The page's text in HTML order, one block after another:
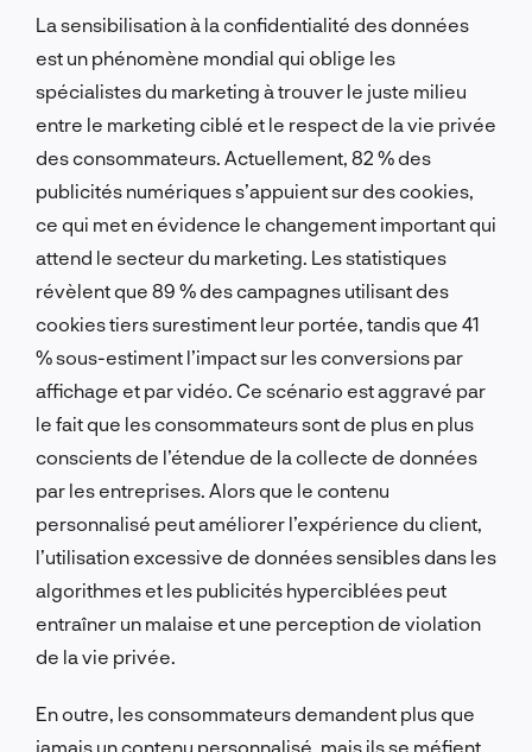
La sensibilisation à la confidentialité des données
est un phénomène mondial qui oblige les
spécialistes du marketing à trouver le juste milieu
entre le marketing ciblé et le respect de la vie privée
des consommateurs. Actuellement, 82 % des
publicités numériques s’appuient sur des cookies,
ce qui met en évidence le changement important qui
attend le secteur du marketing. Les statistiques
révèlent que 89 % des campagnes utilisant des
cookies tiers surestiment leur portée, tandis que 41
% sous-estiment l’impact sur les conversions par
affichage et par vidéo. Ce scénario est aggravé par
le fait que les consommateurs sont de plus en plus
conscients de l’étendue de la collecte de données
par les entreprises. Alors que le contenu
personnalisé peut améliorer l’expérience du client,
l’utilisation excessive de données sensibles dans les
algorithmes et les publicités hyperciblées peut
entraîner un malaise et une perception de violation
de la vie privée.
En outre, les consommateurs demandent plus que
jamais un contenu personnalisé, mais ils se méfient